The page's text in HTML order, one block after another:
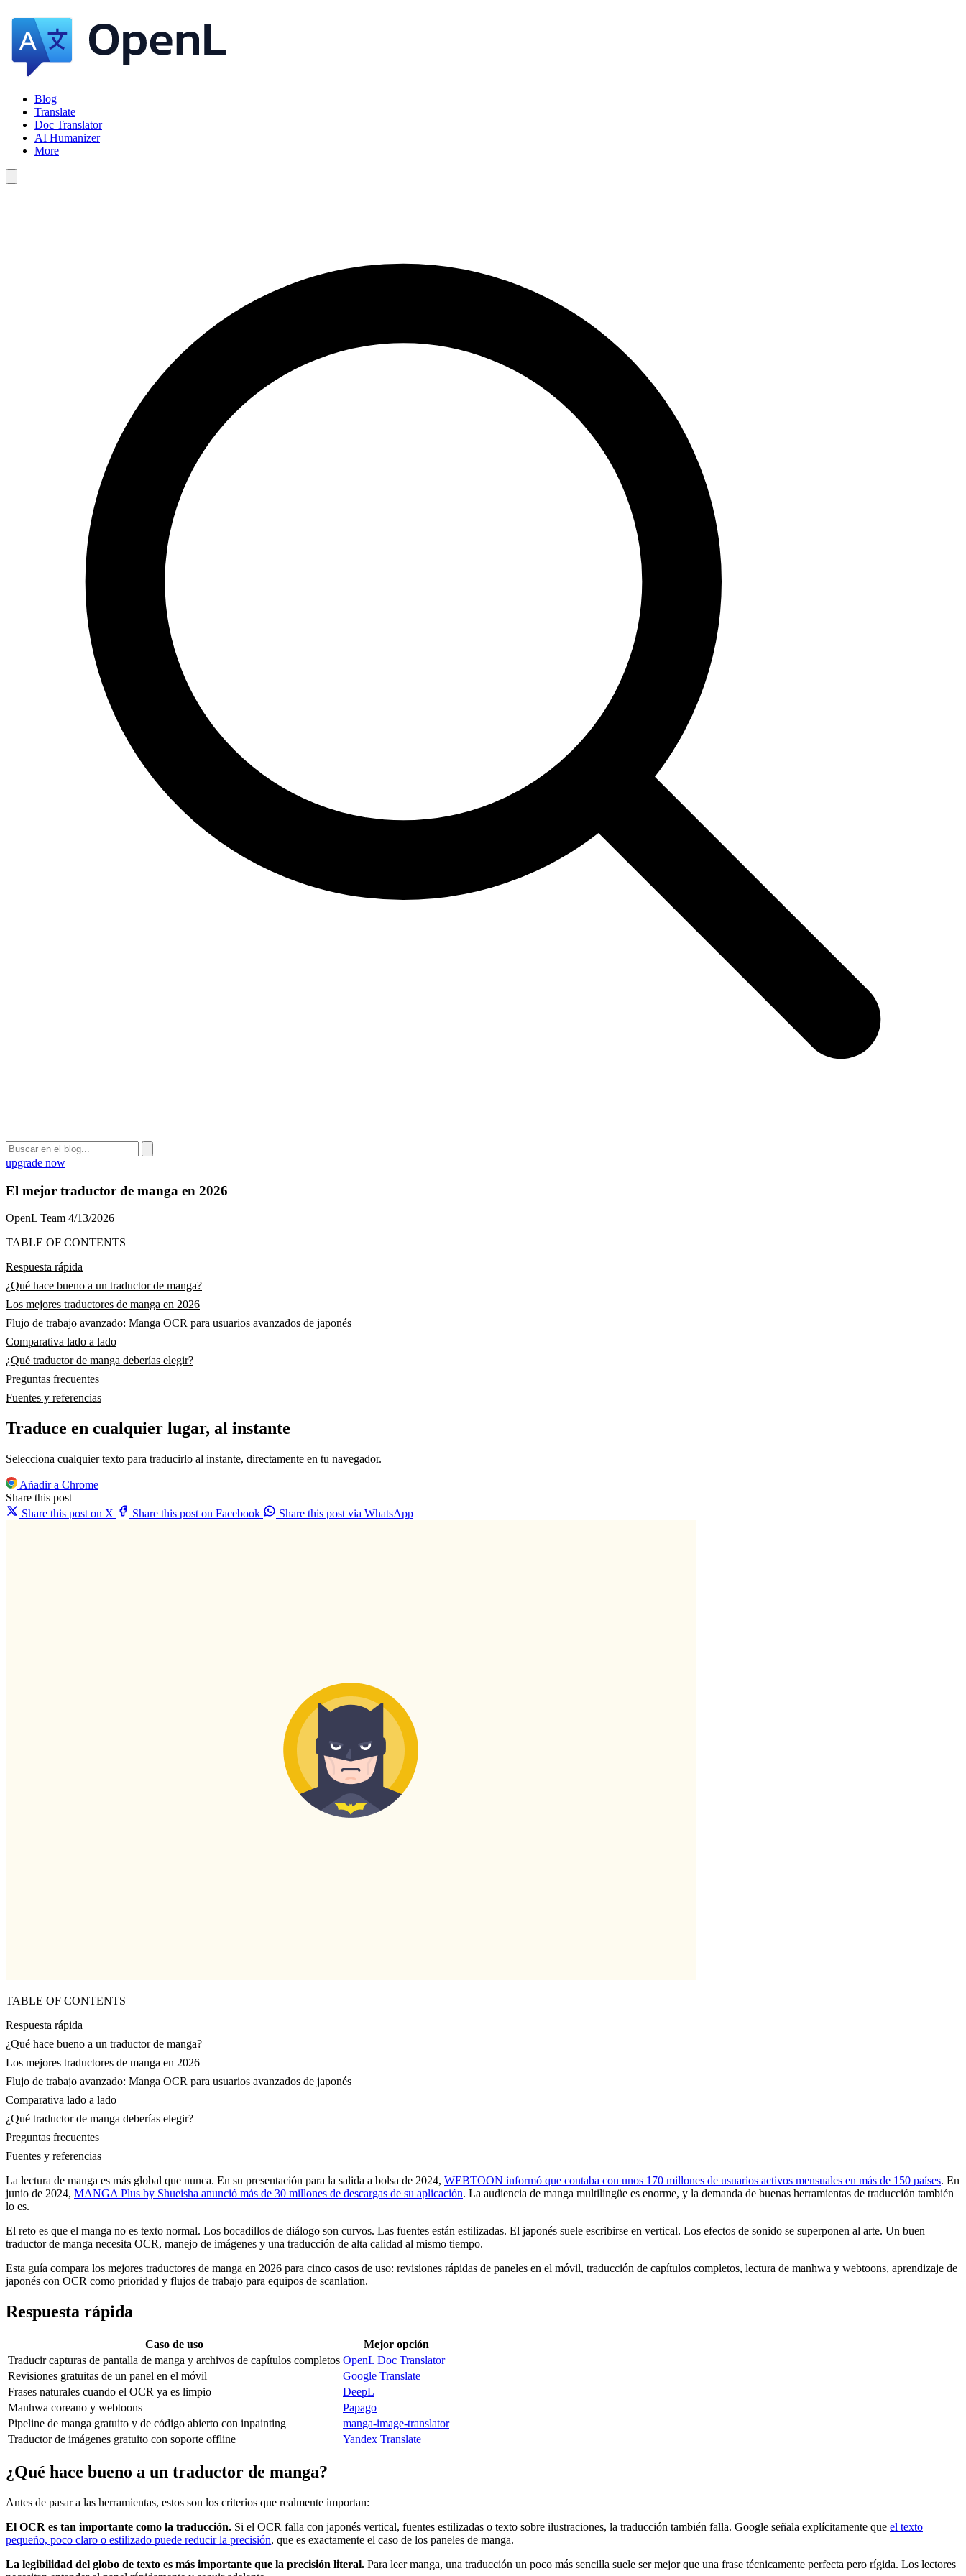
Blog
Translate
Doc Translator
AI Humanizer
More
upgrade now
El mejor traductor de manga en 2026
OpenL Team 4/13/2026
TABLE OF CONTENTS
Respuesta rápida
¿Qué hace bueno a un traductor de manga?
Los mejores traductores de manga en 2026
Flujo de trabajo avanzado: Manga OCR para usuarios avanzados de japonés
Comparativa lado a lado
¿Qué traductor de manga deberías elegir?
Preguntas frecuentes
Fuentes y referencias
Traduce en cualquier lugar, al instante
Selecciona cualquier texto para traducirlo al instante, directamente en tu navegador.
Añadir a Chrome
Share this post
Share this post on X
Share this post on Facebook Share this post via WhatsApp
TABLE OF CONTENTS
Respuesta rápida
¿Qué hace bueno a un traductor de manga?
Los mejores traductores de manga en 2026
Flujo de trabajo avanzado: Manga OCR para usuarios avanzados de japonés
Comparativa lado a lado
¿Qué traductor de manga deberías elegir?
Preguntas frecuentes
Fuentes y referencias
La lectura de manga es más global que nunca. En su presentación para la salida a bolsa de 2024, WEBTOON informó que contaba con unos 170 millones de usuarios activos mensuales en más de 150 países. En
junio de 2024, MANGA Plus by Shueisha anunció más de 30 millones de descargas de su aplicación. La audiencia de manga multilingüe es enorme, y la demanda de buenas herramientas de traducción también
lo es.
El reto es que el manga no es texto normal. Los bocadillos de diálogo son curvos. Las fuentes están estilizadas. El japonés suele escribirse en vertical. Los efectos de sonido se superponen al arte. Un buen
traductor de manga necesita OCR, manejo de imágenes y una traducción de alta calidad al mismo tiempo.
Esta guía compara los mejores traductores de manga en 2026 para cinco casos de uso: revisiones rápidas de paneles en el móvil, traducción de capítulos completos, lectura de manhwa y webtoons, aprendizaje de
japonés con OCR como prioridad y flujos de trabajo para equipos de scanlation.
Respuesta rápida
Caso de uso
Mejor opción
Traducir capturas de pantalla de manga y archivos de capítulos completos OpenL Doc Translator
Revisiones gratuitas de un panel en el móvil
Google Translate
Frases naturales cuando el OCR ya es limpio
DeepL
Manhwa coreano y webtoons
Papago
Pipeline de manga gratuito y de código abierto con inpainting
manga-image-translator
Traductor de imágenes gratuito con soporte offline
Yandex Translate
¿Qué hace bueno a un traductor de manga?
Antes de pasar a las herramientas, estos son los criterios que realmente importan:
El OCR es tan importante como la traducción. Si el OCR falla con japonés vertical, fuentes estilizadas o texto sobre ilustraciones, la traducción también falla. Google señala explícitamente que el texto
pequeño, poco claro o estilizado puede reducir la precisión, que es exactamente el caso de los paneles de manga.
La legibilidad del globo de texto es más importante que la precisión literal. Para leer manga, una traducción un poco más sencilla suele ser mejor que una frase técnicamente perfecta pero rígida. Los lectores